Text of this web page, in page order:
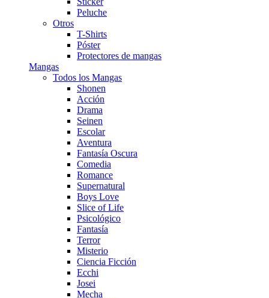
Peluche
Otros
T-Shirts
Póster
Protectores de mangas
Mangas
Todos los Mangas
Shonen
Acción
Drama
Seinen
Escolar
Aventura
Fantasía Oscura
Comedia
Romance
Supernatural
Boys Love
Slice of Life
Psicológico
Fantasía
Terror
Misterio
Ciencia Ficción
Ecchi
Josei
Mecha